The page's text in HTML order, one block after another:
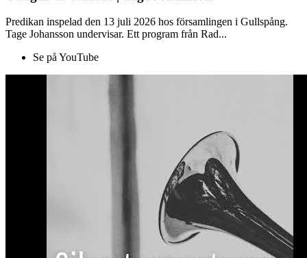
Predikan inspelad den 13 juli 2026 hos församlingen i Gullspång.
Tage Johansson undervisar. Ett program från Rad...
Se på YouTube